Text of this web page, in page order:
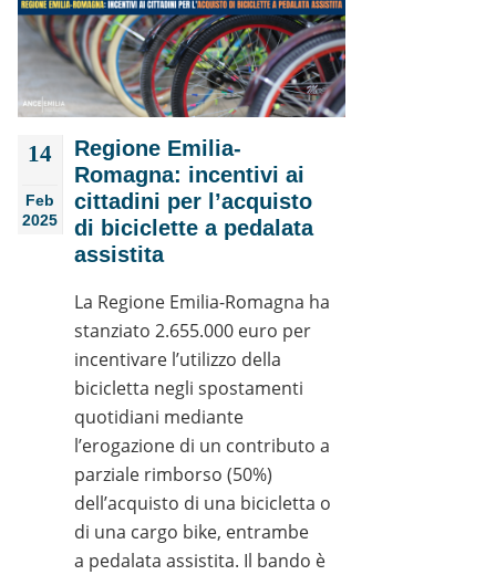
14
Feb
2025
Regione Emilia-
Romagna: incentivi ai
cittadini per l’acquisto
di biciclette a pedalata
assistita
La Regione Emilia-Romagna ha
stanziato 2.655.000 euro per
incentivare l’utilizzo della
bicicletta negli spostamenti
quotidiani mediante
l’erogazione di un contributo a
parziale rimborso (50%)
dell’acquisto di una bicicletta o
di una cargo bike, entrambe
a pedalata assistita. Il bando è